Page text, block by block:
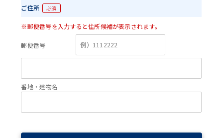
ご住所 必須
※郵便番号を入力すると住所候補が表示されます。
郵便番号
番地・建物名